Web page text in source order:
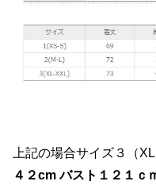
上記の場合サイズ３（
４２cm バスト１２１ｃ